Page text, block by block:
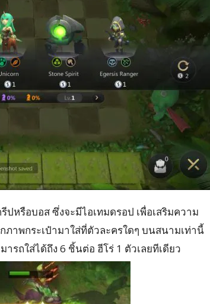
ปหรือบอส ซึ่งจะมีไอเทมดรอป เพื่อเสริมความ
ภาพกระเป๋ามาใส่ที่ตัวละครใดๆ บนสนามเท่านี้
รถใส่ได้ถึง 6 ชิ้นต่อ ฮีโร่ 1 ตัวเลยทีเดียว